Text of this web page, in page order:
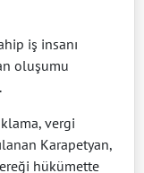
iş insanı
oluşumu
vergi
Karapetyan,
hükümette